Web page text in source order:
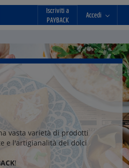
Iscriviti a
PAYBACK
Accedi
vasta varietà di prodotti
e l'artigianalità dei dolci
!